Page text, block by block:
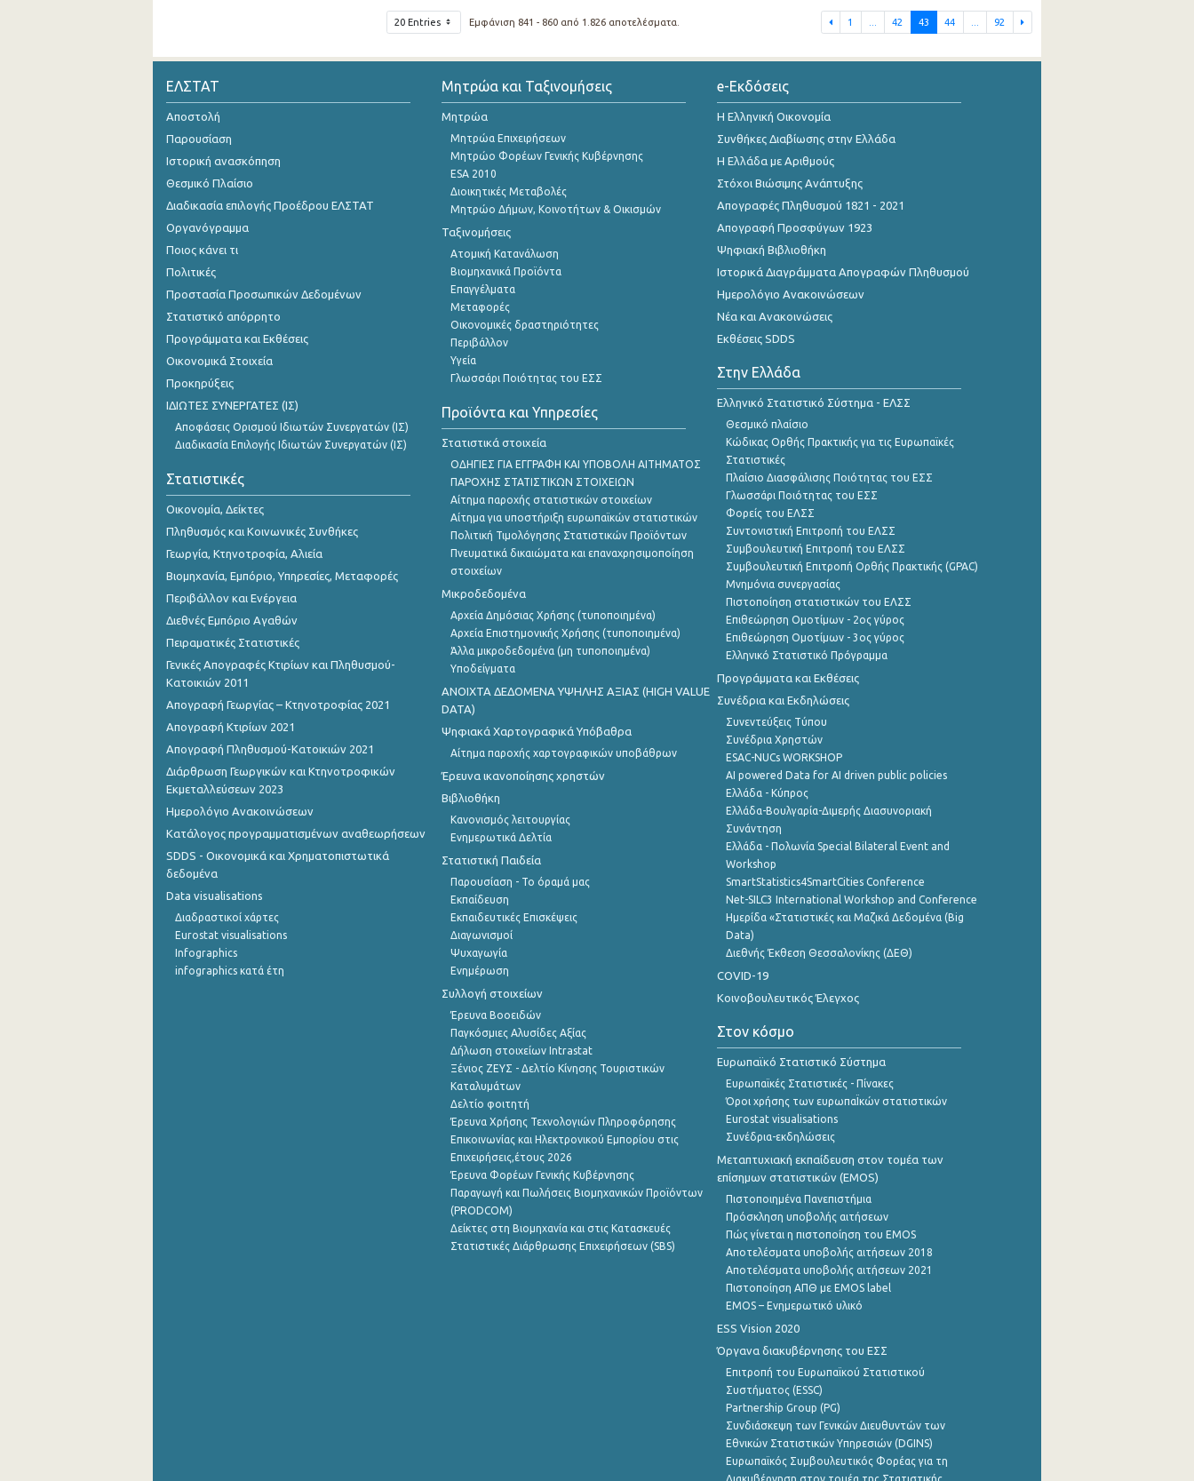
20 Entries Εμφάνιση 841 - 860 από 1.826 αποτελέσματα. 1 42 43 44 92
ΕΛΣΤΑΤ
Αποστολή
Παρουσίαση
Ιστορική ανασκόπηση
Θεσμικό Πλαίσιο
Διαδικασία επιλογής Προέδρου ΕΛΣΤΑΤ
Οργανόγραμμα
Ποιος κάνει τι
Πολιτικές
Προστασία Προσωπικών Δεδομένων
Στατιστικό απόρρητο
Προγράμματα και Εκθέσεις
Οικονομικά Στοιχεία
Προκηρύξεις
ΙΔΙΩΤΕΣ ΣΥΝΕΡΓΑΤΕΣ (ΙΣ)
Αποφάσεις Ορισμού Ιδιωτών Συνεργατών (ΙΣ)
Διαδικασία Επιλογής Ιδιωτών Συνεργατών (ΙΣ)
Στατιστικές
Οικονομία, Δείκτες
Πληθυσμός και Κοινωνικές Συνθήκες
Γεωργία, Κτηνοτροφία, Αλιεία
Βιομηχανία, Εμπόριο, Υπηρεσίες, Μεταφορές
Περιβάλλον και Ενέργεια
Διεθνές Εμπόριο Αγαθών
Πειραματικές Στατιστικές
Γενικές Απογραφές Κτιρίων και Πληθυσμού-
Κατοικιών 2011
Απογραφή Γεωργίας – Κτηνοτροφίας 2021
Απογραφή Κτιρίων 2021
Απογραφή Πληθυσμού-Κατοικιών 2021
Διάρθρωση Γεωργικών και Κτηνοτροφικών
Εκμεταλλεύσεων 2023
Ημερολόγιο Ανακοινώσεων
Κατάλογος προγραμματισμένων αναθεωρήσεων
SDDS - Οικονομικά και Χρηματοπιστωτικά
δεδομένα
Data visualisations
Διαδραστικοί χάρτες
Eurostat visualisations
Infographics
infographics κατά έτη
Μητρώα και Ταξινομήσεις
Μητρώα
Μητρώα Επιχειρήσεων
Μητρώο Φορέων Γενικής Κυβέρνησης
ESA 2010
Διοικητικές Μεταβολές
Μητρώο Δήμων, Κοινοτήτων & Οικισμών
Ταξινομήσεις
Ατομική Κατανάλωση
Βιομηχανικά Προϊόντα
Επαγγέλματα
Μεταφορές
Οικονομικές δραστηριότητες
Περιβάλλον
Υγεία
Γλωσσάρι Ποιότητας του ΕΣΣ
Προϊόντα και Υπηρεσίες
Στατιστικά στοιχεία
ΟΔΗΓΙΕΣ ΓΙΑ ΕΓΓΡΑΦΗ ΚΑΙ ΥΠΟΒΟΛΗ ΑΙΤΗΜΑΤΟΣ
ΠΑΡΟΧΗΣ ΣΤΑΤΙΣΤΙΚΩΝ ΣΤΟΙΧΕΙΩΝ
Αίτημα παροχής στατιστικών στοιχείων
Αίτημα για υποστήριξη ευρωπαϊκών στατιστικών
Πολιτική Τιμολόγησης Στατιστικών Προϊόντων
Πνευματικά δικαιώματα και επαναχρησιμοποίηση
στοιχείων
Μικροδεδομένα
Αρχεία Δημόσιας Χρήσης (τυποποιημένα)
Αρχεία Επιστημονικής Χρήσης (τυποποιημένα)
Άλλα μικροδεδομένα (μη τυποποιημένα)
Υποδείγματα
ANOIXTA ΔΕΔΟΜΕΝΑ ΥΨΗΛΗΣ ΑΞΙΑΣ (HIGH VALUE
DATA)
Ψηφιακά Χαρτογραφικά Υπόβαθρα
Αίτημα παροχής χαρτογραφικών υποβάθρων
Έρευνα ικανοποίησης χρηστών
Βιβλιοθήκη
Κανονισμός λειτουργίας
Ενημερωτικά Δελτία
Στατιστική Παιδεία
Παρουσίαση - Το όραμά μας
Εκπαίδευση
Εκπαιδευτικές Επισκέψεις
Διαγωνισμοί
Ψυχαγωγία
Ενημέρωση
Συλλογή στοιχείων
Έρευνα Βοοειδών
Παγκόσμιες Αλυσίδες Αξίας
Δήλωση στοιχείων Intrastat
Ξένιος ΖΕΥΣ - Δελτίο Κίνησης Τουριστικών
Καταλυμάτων
Δελτίο φοιτητή
Έρευνα Χρήσης Τεχνολογιών Πληροφόρησης
Επικοινωνίας και Ηλεκτρονικού Εμπορίου στις
Επιχειρήσεις,έτους 2026
Έρευνα Φορέων Γενικής Κυβέρνησης
Παραγωγή και Πωλήσεις Βιομηχανικών Προϊόντων
(PRODCOM)
Δείκτες στη Βιομηχανία και στις Κατασκευές
Στατιστικές Διάρθρωσης Επιχειρήσεων (SBS)
e-Εκδόσεις
Η Ελληνική Οικονομία
Συνθήκες Διαβίωσης στην Ελλάδα
Η Ελλάδα με Αριθμούς
Στόχοι Βιώσιμης Ανάπτυξης
Απογραφές Πληθυσμού 1821 - 2021
Απογραφή Προσφύγων 1923
Ψηφιακή Βιβλιοθήκη
Ιστορικά Διαγράμματα Απογραφών Πληθυσμού
Ημερολόγιο Ανακοινώσεων
Νέα και Ανακοινώσεις
Εκθέσεις SDDS
Στην Ελλάδα
Ελληνικό Στατιστικό Σύστημα - ΕΛΣΣ
Θεσμικό πλαίσιο
Κώδικας Ορθής Πρακτικής για τις Ευρωπαϊκές
Στατιστικές
Πλαίσιο Διασφάλισης Ποιότητας του ΕΣΣ
Γλωσσάρι Ποιότητας του ΕΣΣ
Φορείς του ΕΛΣΣ
Συντονιστική Επιτροπή του ΕΛΣΣ
Συμβουλευτική Επιτροπή του ΕΛΣΣ
Συμβουλευτική Επιτροπή Ορθής Πρακτικής (GPAC)
Μνημόνια συνεργασίας
Πιστοποίηση στατιστικών του ΕΛΣΣ
Επιθεώρηση Ομοτίμων - 2ος γύρος
Επιθεώρηση Ομοτίμων - 3ος γύρος
Ελληνικό Στατιστικό Πρόγραμμα
Προγράμματα και Εκθέσεις
Συνέδρια και Εκδηλώσεις
Συνεντεύξεις Τύπου
Συνέδρια Χρηστών
ESAC-NUCs WORKSHOP
AI powered Data for AI driven public policies
Ελλάδα - Κύπρος
Ελλάδα-Βουλγαρία-Διμερής Διασυνοριακή
Συνάντηση
Ελλάδα - Πολωνία Special Bilateral Event and
Workshop
SmartStatistics4SmartCities Conference
Net-SILC3 International Workshop and Conference
Ημερίδα «Στατιστικές και Μαζικά Δεδομένα (Big
Data)
Διεθνής Έκθεση Θεσσαλονίκης (ΔΕΘ)
COVID-19
Κοινοβουλευτικός Έλεγχος
Στον κόσμο
Ευρωπαϊκό Στατιστικό Σύστημα
Ευρωπαϊκές Στατιστικές - Πίνακες
Όροι χρήσης των ευρωπαΪκών στατιστικών
Eurostat visualisations
Συνέδρια-εκδηλώσεις
Μεταπτυχιακή εκπαίδευση στον τομέα των
επίσημων στατιστικών (EMOS)
Πιστοποιημένα Πανεπιστήμια
Πρόσκληση υποβολής αιτήσεων
Πώς γίνεται η πιστοποίηση του EMOS
Αποτελέσματα υποβολής αιτήσεων 2018
Αποτελέσματα υποβολής αιτήσεων 2021
Πιστοποίηση ΑΠΘ με EMOS label
EMOS – Ενημερωτικό υλικό
ESS Vision 2020
Όργανα διακυβέρνησης του ΕΣΣ
Επιτροπή του Ευρωπαϊκού Στατιστικού
Συστήματος (ESSC)
Partnership Group (PG)
Συνδιάσκεψη των Γενικών Διευθυντών των
Εθνικών Στατιστικών Υπηρεσιών (DGINS)
Ευρωπαϊκός Συμβουλευτικός Φορέας για τη
Διακυβέρνηση στον τομέα της Στατιστικής